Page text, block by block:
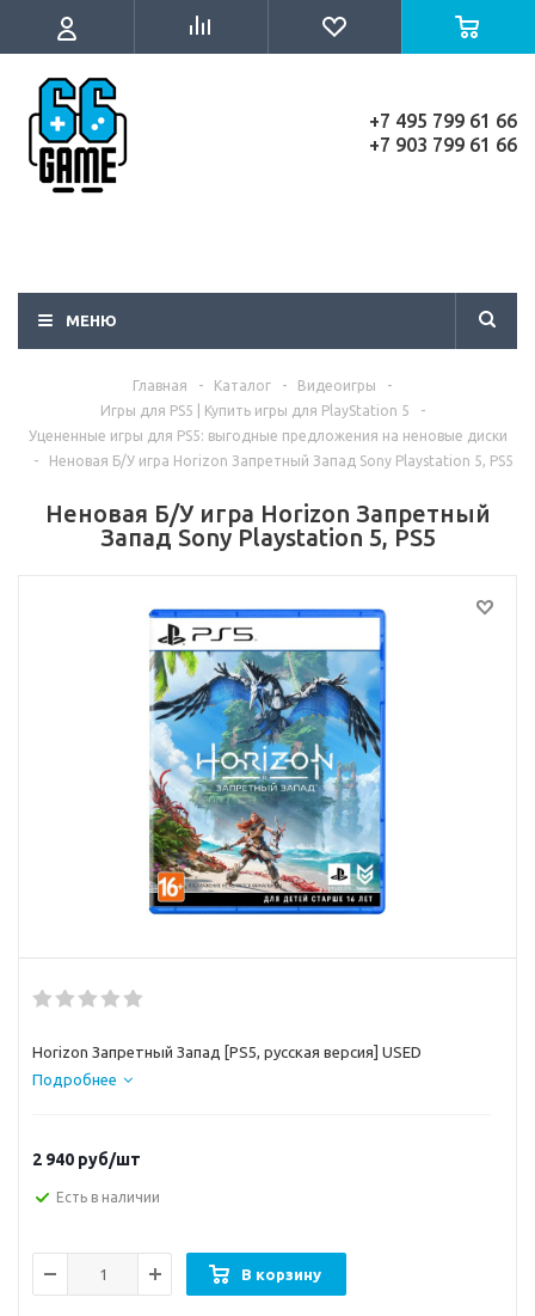
+7 495 799 61 66
+7 903 799 61 66
МЕНЮ
Главная - Каталог - Видеоигры
-
Игры для PS5 | Купить игры для PlayStation 5
-
Уцененные игры для PS5: выгодные предложения на неновые диски
-
Неновая Б/У игра Horizon Запретный Запад Sony Playstation 5, PS5
Неновая Б/У игра Horizon Запретный
Запад Sony Playstation 5, PS5
Horizon Запретный Запад [PS5, русская версия] USED
Подробнее
2 940 руб/шт
Есть в наличии
В корзину